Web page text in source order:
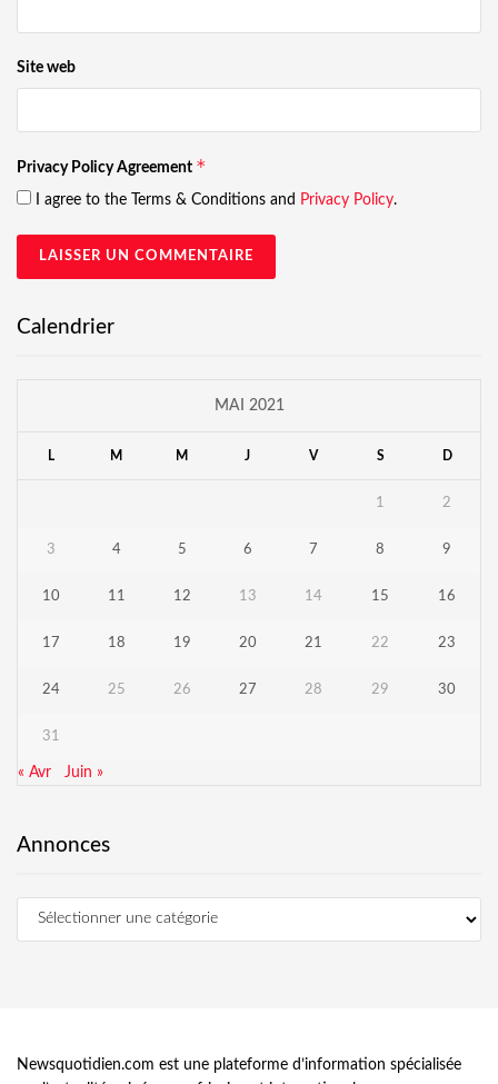
Site web
Privacy Policy Agreement *
I agree to the Terms & Conditions and Privacy Policy.
Calendrier
MAI 2021
L M M J V S D
1 2
3 4 5 6 7 8 9
10 11 12 13 14 15 16
17 18 19 20 21 22 23
24 25 26 27 28 29 30
31
« Avr Juin »
Annonces
Newsquotidien.com est une plateforme d’information spécialisée